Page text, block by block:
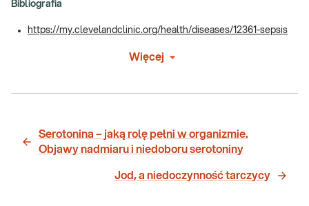
Bibliografia
https://my.clevelandclinic.org/health/diseases/12361-sepsis
Więcej
Serotonina – jaką rolę pełni w organizmie.
Objawy nadmiaru i niedoboru serotoniny
Jod, a niedoczynność tarczycy